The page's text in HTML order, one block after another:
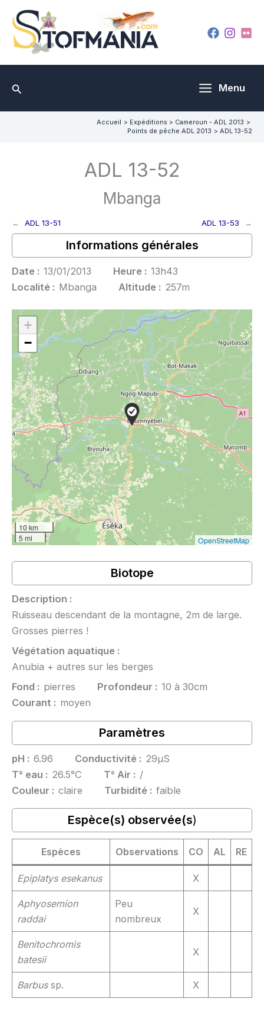
contenu
Rechercher Menu
Accueil Expéditions
Cameroun - ADL 2013
Points de pêche ADL 2013
ADL 13-52
ADL 13-52
Mbanga
← ADL 13-51 ADL 13-53 →
Informations générales
Date : 13/01/2013 Heure : 13h43
Localité : Mbanga Altitude : 257m
+
−
10 km
5 mi
OpenStreetMap
Biotope
Description :
Ruisseau descendant de la montagne, 2m de large.
Grosses pierres !
Végétation aquatique :
Anubia + autres sur les berges
Fond : pierres Profondeur : 10 à 30cm
Courant : moyen
Paramètres
pH : 6.96 Conductivité : 29µS
T° eau : 26.5°C T° Air : /
Couleur : claire Turbidité : faible
Espèce(s) observée(s)
Espèces Observations CO AL RE
Epiplatys esekanus X
Aphyosemion
raddai
Peu
nombreux
X
Benitochromis
batesii
X
Barbussp. X